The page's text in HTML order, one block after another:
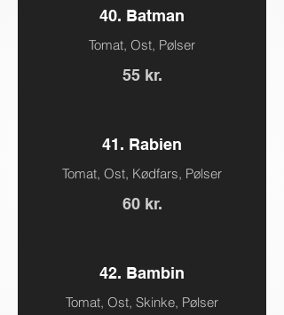
40. Batman
Tomat, Ost, Pølser
55 kr.
41. Rabien
Tomat, Ost, Kødfars, Pølser
60 kr.
42. Bambin
Tomat, Ost, Skinke, Pølser